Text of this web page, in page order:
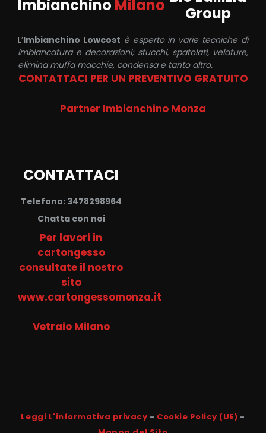
Imbianchino Milano
Group
L’Imbianchino Lowcost è esperto in varie tecniche di
imbiancatura e decorazioni; stucchi, spatolati, velature,
elimina muffa macchie, condensa e tanto altro.
CONTATTACI PER UN PREVENTIVO GRATUITO
Partner Imbianchino Monza
CONTATTACI
Telefono: 3478298964
Chatta con noi
Per lavori in
cartongesso
consultate il nostro
sito
www.cartongessomonza.it
Vetraio Milano
Leggi L'informativa privacy - Cookie Policy (UE) -